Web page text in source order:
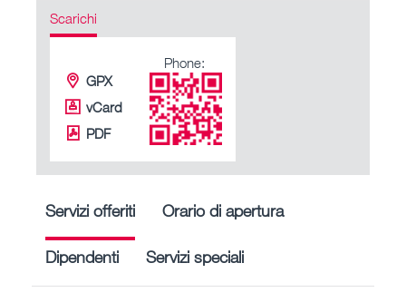
Scarichi
GPX
vCard
PDF
Phone:
Servizi offeriti Orario di apertura
Dipendenti Servizi speciali